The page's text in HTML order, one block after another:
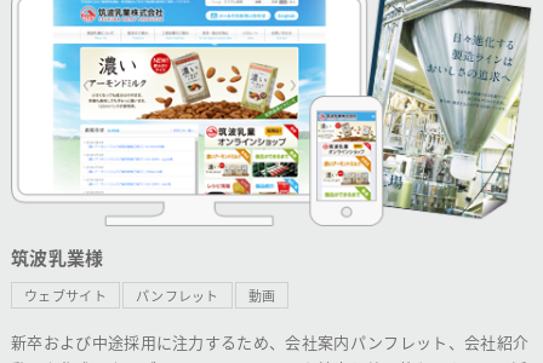
筑波乳業様
ウェブサイト パンフレット 動画
新卒および中途採用に注力するため、会社案内パンフレット、会社紹介